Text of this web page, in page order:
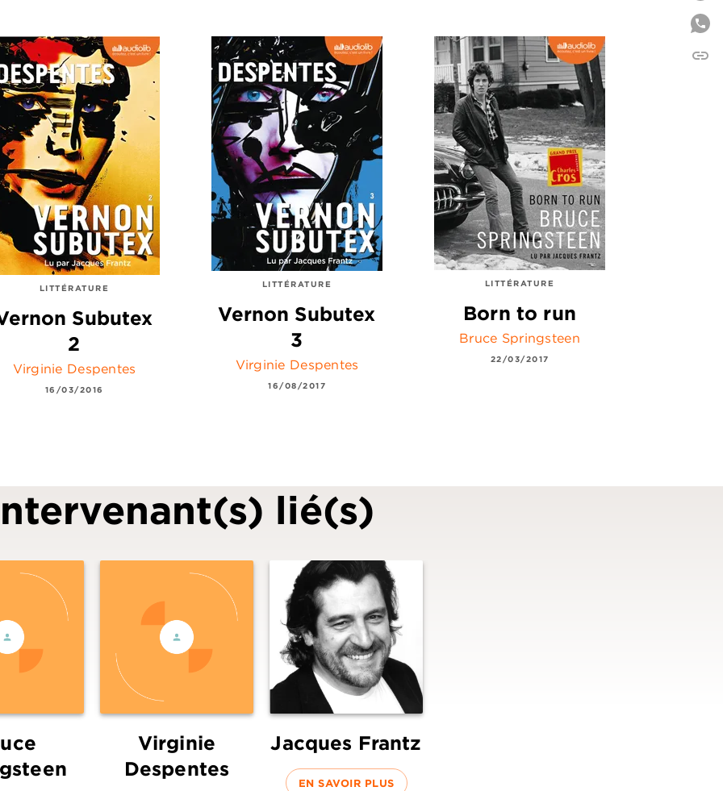
LITTÉRATURE
Subutex
2
Virginie Despentes
16/03/2016
LITTÉRATURE
Vernon Subutex
3
Virginie Despentes
16/08/2017
LITTÉRATURE
Born to run
Bruce Springsteen
22/03/2017
lié(s)
Virginie
Despentes
Jacques Frantz
EN SAVOIR PLUS
link